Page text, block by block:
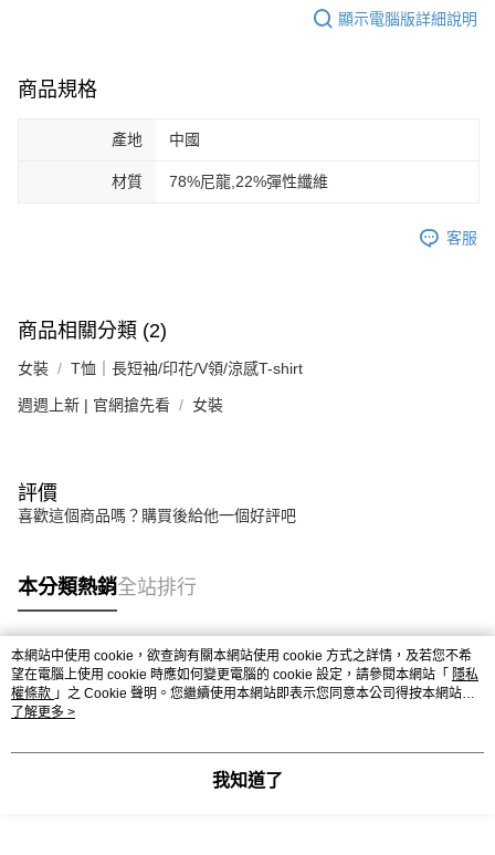
顯示電腦版詳細說明
商品規格
產地 中國
材質 78%尼龍,22%彈性纖維
客服
商品相關分類 (2)
女裝 T恤｜長短袖/印花/V領/涼感T-shirt
週週上新 | 官網搶先看 女裝
評價
喜歡這個商品嗎？購買後給他一個好評吧
本分類熱銷全站排行
熱門標籤
本網站中使用 cookie，欲查詢有關本網站使用 cookie 方式之詳情，及若您不希
望在電腦上使用 cookie 時應如何變更電腦的 cookie 設定，請參閱本網站「 隱私
權條款 」之 Cookie 聲明。您繼續使用本網站即表示您同意本公司得按本網站使
用條款之 Cookie 聲明使用 cookie。
了解更多 >
我知道了